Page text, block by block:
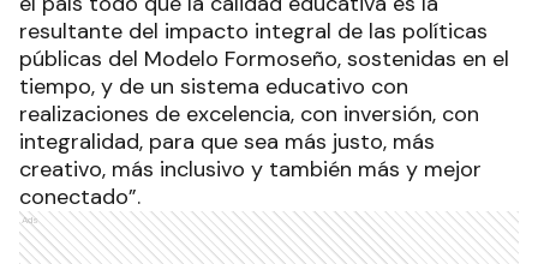
resultante del impacto integral de las políticas
públicas del Modelo Formoseño, sostenidas en el
tiempo, y de un sistema educativo con
realizaciones de excelencia, con inversión, con
integralidad, para que sea más justo, más
creativo, más inclusivo y también más y mejor
conectado”.
Ads